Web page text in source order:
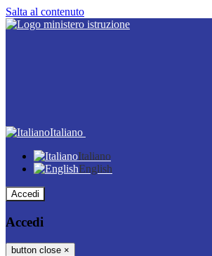
Salta al contenuto
Italiano
Italiano
English
Accedi
Accedi
button close ×